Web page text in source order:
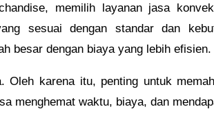
memilih layanan jasa
sesuai dengan standar dan
besar dengan biaya yang lebih efisien.
karena itu, penting untuk
menghemat waktu, biaya, dan